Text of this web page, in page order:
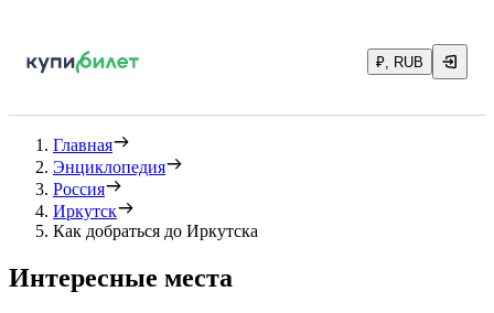
₽, RUB
Главная
Энциклопедия
Россия
Иркутск
Как добраться до Иркутска
Интересные места